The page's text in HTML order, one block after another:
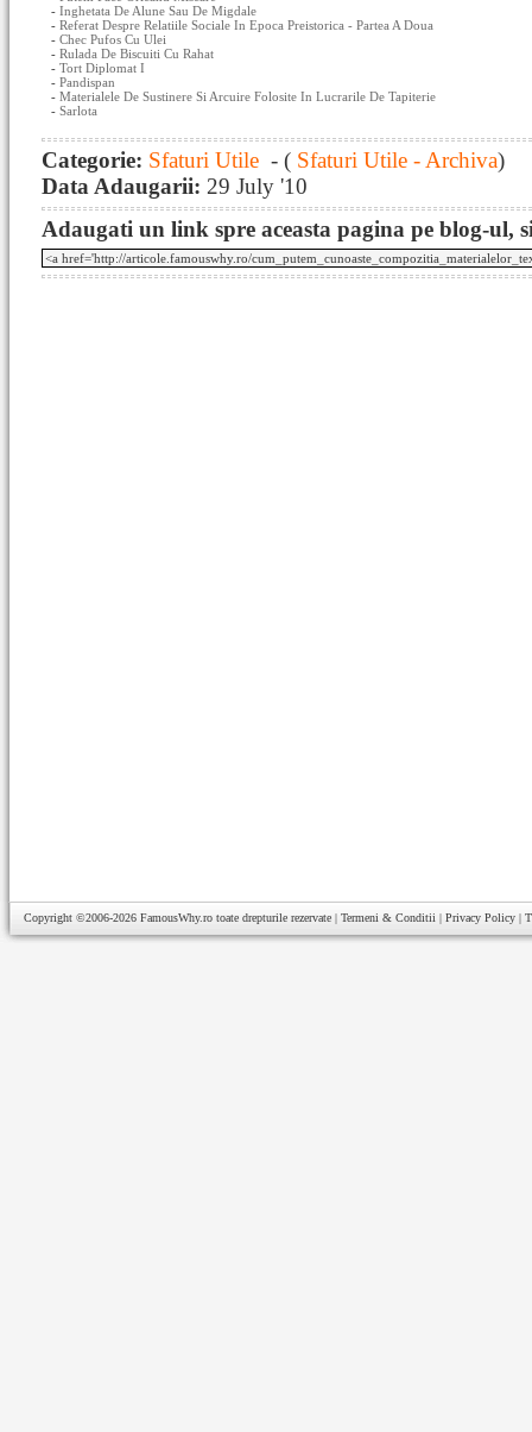
- Inghetata De Alune Sau De Migdale
- Referat Despre Relatiile Sociale In Epoca Preistorica - Partea A Doua
- Chec Pufos Cu Ulei
- Rulada De Biscuiti Cu Rahat
- Tort Diplomat I
- Pandispan
- Materialele De Sustinere Si Arcuire Folosite In Lucrarile De Tapiterie
- Sarlota
Categorie: Sfaturi Utile - ( Sfaturi Utile - Archiva)
Data Adaugarii: 29 July '10
Adaugati un link spre aceasta pagina pe blog-ul,
Copyright ©2006-2026 FamousWhy.ro toate drepturile rezervate | Termeni & Conditii | Privacy Policy |